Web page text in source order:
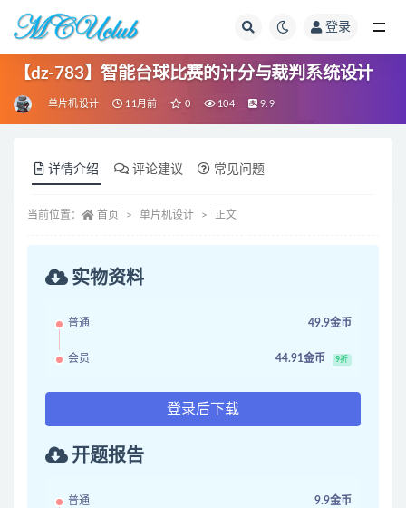
登录
【dz-783】智能台球比赛的计分与裁判系统设计
单片机设计 11月前 0 104 9.9
详情介绍 评论建议 常见问题
当前位置： 首页 单片机设计 正文
实物资料
普通 49.9金币
会员 44.91金币 9折
登录后下载
开题报告
普通 9.9金币